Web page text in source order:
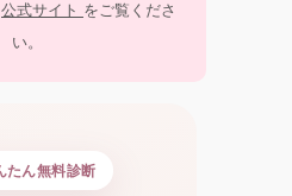
公式サイト をご覧くださ
い。